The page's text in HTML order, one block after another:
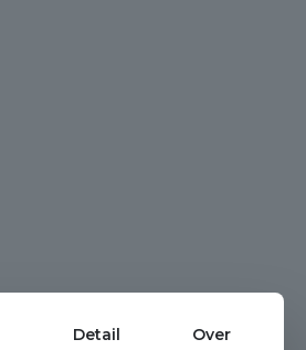
Detail Over